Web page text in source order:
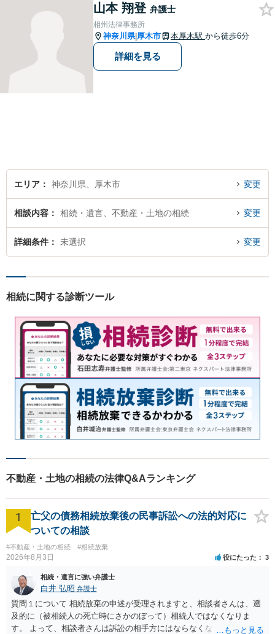
う、全力でサポートします。
山本 翔登 弁護士
相州法律事務所
神奈川県|厚木市 本厚木駅 から徒歩6分
詳細を見る
エリア 神奈川県、厚木市 変更
相談内容 相続・遺言、不動産・土地の相続 変更
詳細条件 未選択 変更
相続に関する診断ツール
不動産・土地の相続の法律Q&Aランキング
1
亡父の債務相続放棄後の民事訴訟への法的対応に
ついての相談
#不動産・土地の相続 #相続放棄
2026年8月3日 役にたった 3
相続・遺言に強い弁護士
白井 弘昭 弁護士
質問１について 相続放棄の申述が受理されますと、相談者さんは、遡
及的に（被相続人の死亡時にさかのぼって）相続人ではなくなりま
す。 よって、相談者さんは訴訟の相手方にはならなくなるので（明け